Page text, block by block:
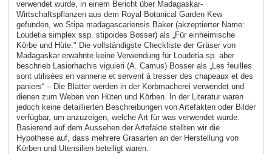
verwendet wurde, in einem Bericht über Madagaskar-
Wirtschaftspflanzen aus dem Royal Botanical Garden Kew
gefunden, wo Stipa madagascariensis Baker (akzeptierter Name:
Loudetia simplex ssp. stipoides Bosser) als „Für einheimische
Körbe und Hüte." Die vollständigste Checkliste der Gräser von
Madagaskar erwähnte keine Verwendung für Loudetia sp. aber
beschrieb Lasiorhachis viguieri (A. Camus) Bosser als „Les feuilles
sont utilisées en vannerie et servent à tresser des chapeaux et des
paniers“ – Die Blätter werden in der Korbmacherei verwendet und
dienen zum Weben von Hüten und Körben. In der Literatur waren
jedoch keine detaillierten Beschreibungen von Artefakten oder Bilder
verfügbar, um anzuzeigen, welche Art für was verwendet wurde.
Basierend auf dem Aussehen der Artefakte stellten wir die
Hypothese auf, dass mehrere Grasarten an der Herstellung von
Körben und Utensilien beteiligt waren.